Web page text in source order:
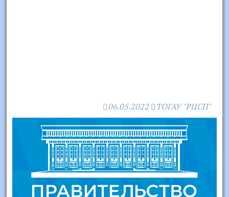
06.05.2022 ТОГАУ "РЦСП"